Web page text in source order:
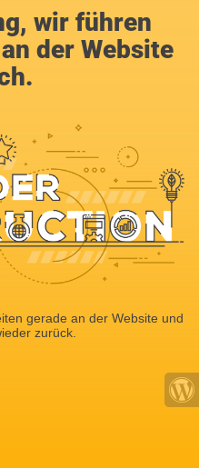
wir führen
der Website
gerade an der Website und
zurück.